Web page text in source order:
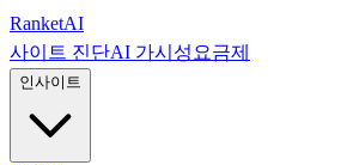
본문으로 건너뛰기
RanketAI
사이트 진단AI 가시성 요금제
인사이트